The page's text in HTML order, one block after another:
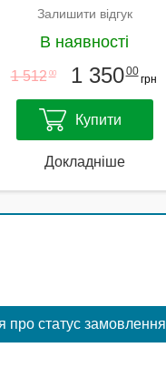
Залишити відгук
В наявності
1 512 00 1 35000
грн
Купити
Докладніше
про статус замовлення